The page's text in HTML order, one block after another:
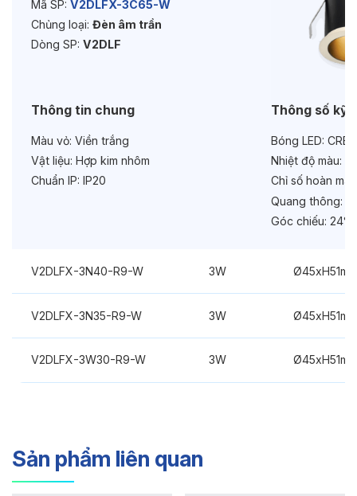
Bảo hành:3 năm
Mã SP: V2DLFX-3C65-W
Chủng loại: Đèn âm trần
Dòng SP: V2DLF
Thông tin chung
Màu vỏ: Viền trắng
Vật liệu: Hợp kim nhôm
Chuẩn IP: IP20
Thông số kỹ
Bóng LED:
Nhiệt độ màu:
Chỉ số hoàn
Quang thông:
Góc chiếu: 24°
V2DLFX-3N40-R9-W 3W Ø45xH51mm
V2DLFX-3N35-R9-W 3W Ø45xH51mm
V2DLFX-3W30-R9-W 3W Ø45xH51mm
Sản phẩm liên quan